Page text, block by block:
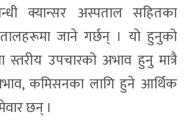
क्यान्सर अस्पताल सहितका
जाने गर्छन् । यो हुनुको
उपचारको अभाव हुनु मात्रै
कमिसनका लागि हुने आर्थिक
छन् ।